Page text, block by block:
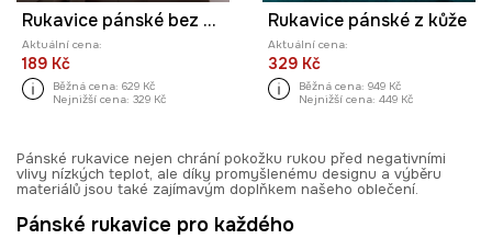
Rukavice pánské bez vzoru
Aktuální cena:
189 Kč
Běžná cena: 629 Kč
Nejnižší cena: 329 Kč
Rukavice pánské z kůže
Aktuální cena:
329 Kč
Běžná cena: 949 Kč
Nejnižší cena: 449 Kč
Pánské rukavice nejen chrání pokožku rukou před negativními
vlivy nízkých teplot, ale díky promyšlenému designu a výběru
materiálů jsou také zajímavým doplňkem našeho oblečení.
Pánské rukavice pro každého